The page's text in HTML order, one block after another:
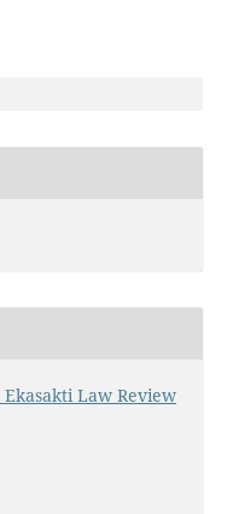
Ekasakti Law Review